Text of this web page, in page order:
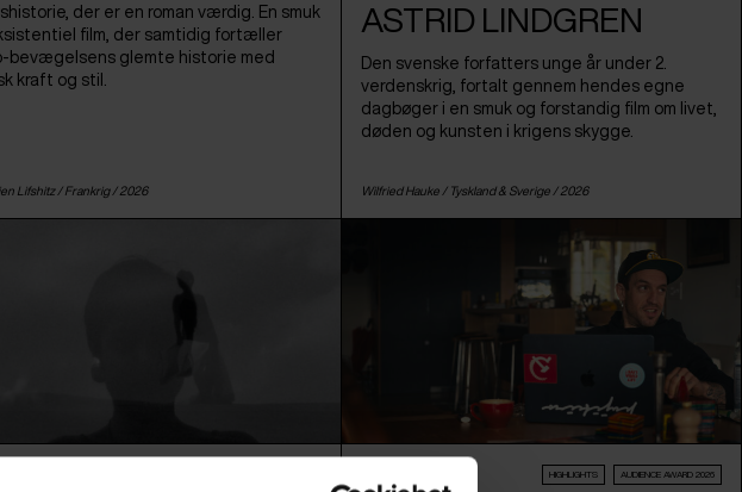
der er en roman værdig. En smuk
film, der samtidig fortæller
bevægelsens glemte historie med
kraft og stil.
Lifshitz / Frankrig/ 2026
ASTRID LINDGREN
Den svenske forfatters unge år under 2.
verdenskrig, fortalt gennem hendes egne
dagbøger i en smuk og forstandig film om livet,
døden og kunsten i krigens skygge.
Wilfried Hauke / Tyskland& Sverige / 2026
HIGHLIGHTS AUDIENCE AWARD 2026